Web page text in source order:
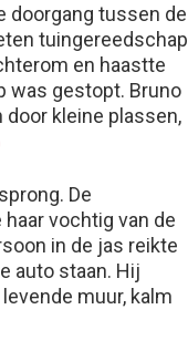
doorgang tussen de
tuingereedschap
en haastte
was gestopt. Bruno
kleine plassen,
De
vochtig van de
in de jas reikte
auto staan. Hij
muur, kalm